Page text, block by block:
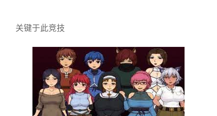
关键于此竞技